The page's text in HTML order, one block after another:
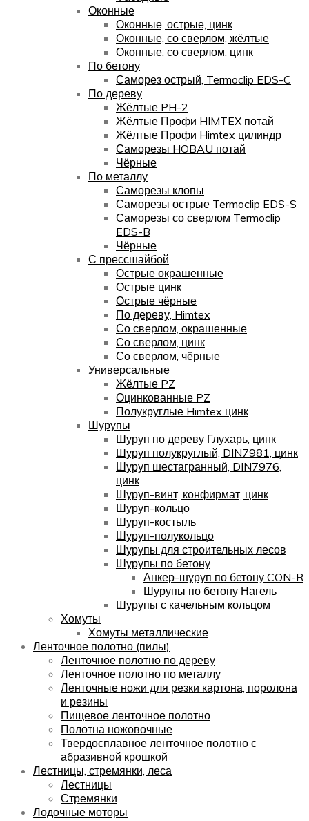
Оконные
Оконные, острые, цинк
Оконные, со сверлом, жёлтые
Оконные, со сверлом, цинк
По бетону
Саморез острый, Termoclip EDS-C
По дереву
Жёлтые PH-2
Жёлтые Профи HIMTEX потай
Жёлтые Профи Himtex цилиндр
Саморезы HOBAU потай
Чёрные
По металлу
Саморезы клопы
Саморезы острые Termoclip EDS-S
Саморезы со сверлом Termoclip
EDS-B
Чёрные
С прессшайбой
Острые окрашенные
Острые цинк
Острые чёрные
По дереву, Himtex
Со сверлом, окрашенные
Со сверлом, цинк
Со сверлом, чёрные
Универсальные
Жёлтые PZ
Оцинкованные PZ
Полукруглые Himtex цинк
Шурупы
Шуруп по дереву Глухарь, цинк
Шуруп полукруглый, DIN7981, цинк
Шуруп шестагранный, DIN7976,
цинк
Шуруп-винт, конфирмат, цинк
Шуруп-кольцо
Шуруп-костыль
Шуруп-полукольцо
Шурупы для строительных лесов
Шурупы по бетону
Анкер-шуруп по бетону CON-R
Шурупы по бетону Нагель
Шурупы с качельным кольцом
Хомуты
Хомуты металлические
Ленточное полотно (пилы)
Ленточное полотно по дереву
Ленточное полотно по металлу
Ленточные ножи для резки картона, поролона
и резины
Пищевое ленточное полотно
Полотна ножовочные
Твердосплавное ленточное полотно с
абразивной крошкой
Лестницы, стремянки, леса
Лестницы
Стремянки
Лодочные моторы